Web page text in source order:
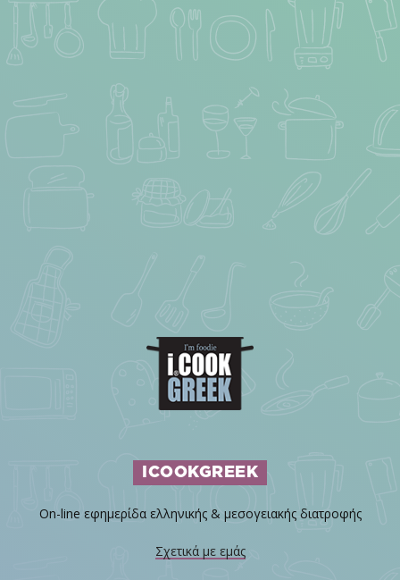
ICOOKGREEK
On-line εφημερίδα ελληνικής & μεσογειακής διατροφής
Σχετικά με εμάς